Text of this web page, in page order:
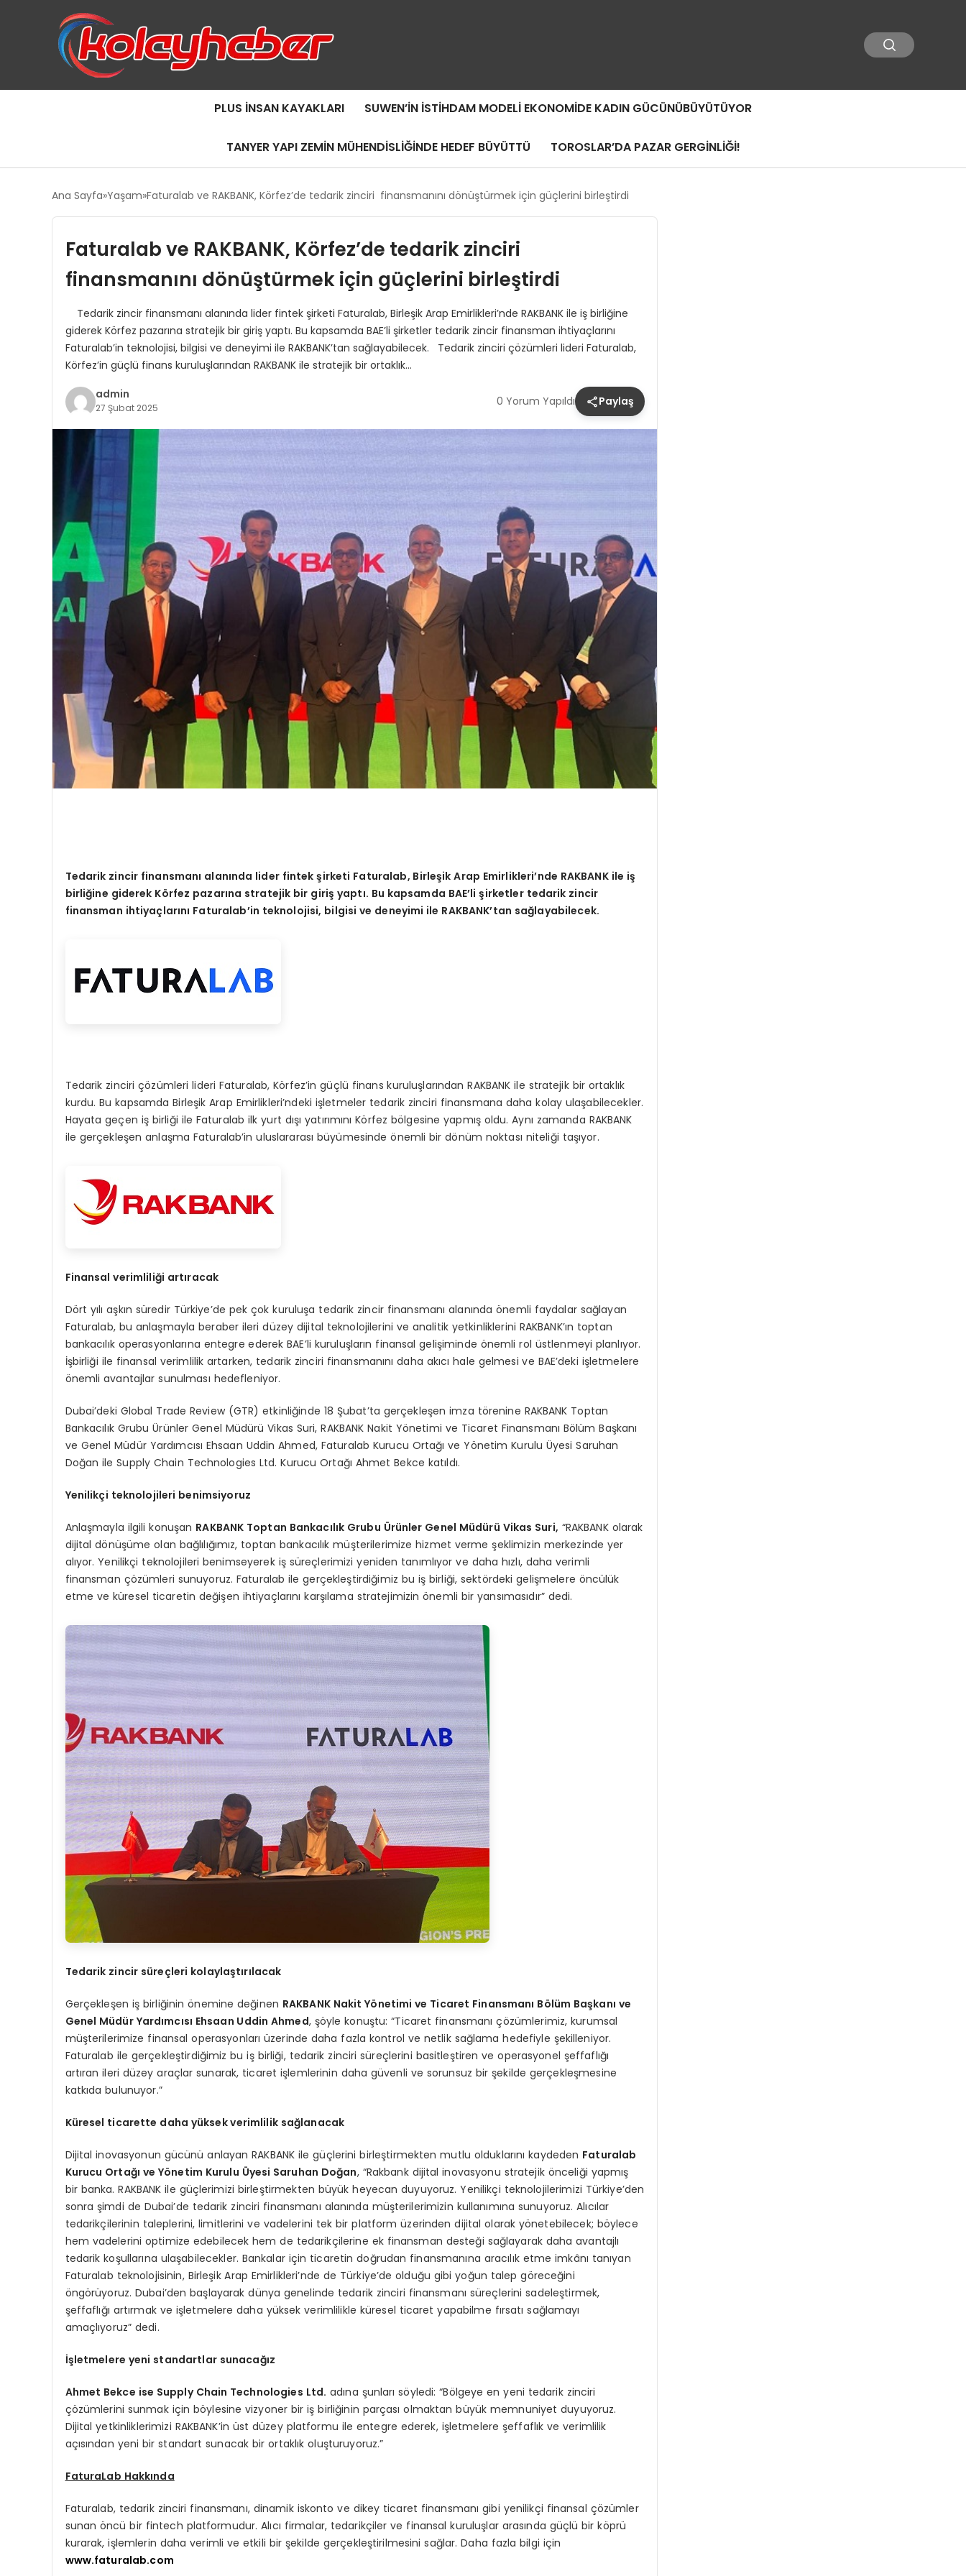
PLUS İNSAN KAYAKLARI SUWEN’IN İSTIHDAM MODELI EKONOMIDE KADIN GÜCÜNÜBÜYÜTÜYOR
TANYER YAPI ZEMIN MÜHENDISLIĞINDE HEDEF BÜYÜTTÜ TOROSLAR’DA PAZAR GERGİNLİĞİ!
Ana Sayfa Yaşam Faturalab ve RAKBANK, Körfez’de tedarik zinciri finansmanını dönüştürmek için güçlerini birleştirdi
Faturalab ve RAKBANK, Körfez’de tedarik zinciri
finansmanını dönüştürmek için güçlerini birleştirdi
Tedarik zincir finansmanı alanında lider fintek şirketi Faturalab, Birleşik Arap Emirlikleri’nde RAKBANK ile iş birliğine
giderek Körfez pazarına stratejik bir giriş yaptı. Bu kapsamda BAE’li şirketler tedarik zincir finansman ihtiyaçlarını
Faturalab’in teknolojisi, bilgisi ve deneyimi ile RAKBANK’tan sağlayabilecek. Tedarik zinciri çözümleri lideri Faturalab,
Körfez’in güçlü finans kuruluşlarından RAKBANK ile stratejik bir ortaklık…
admin
27 Şubat 2025 0 Yorum Yapıldı Paylaş
Tedarik zincir finansmanı alanında lider fintek şirketi Faturalab, Birleşik Arap Emirlikleri’nde RAKBANK ile iş
birliğine giderek Körfez pazarına stratejik bir giriş yaptı. Bu kapsamda BAE’li şirketler tedarik zincir
finansman ihtiyaçlarını Faturalab’in teknolojisi, bilgisi ve deneyimi ile RAKBANK’tan sağlayabilecek.
Tedarik zinciri çözümleri lideri Faturalab, Körfez’in güçlü finans kuruluşlarından RAKBANK ile stratejik bir ortaklık
kurdu. Bu kapsamda Birleşik Arap Emirlikleri’ndeki işletmeler tedarik zinciri finansmana daha kolay ulaşabilecekler.
Hayata geçen iş birliği ile Faturalab ilk yurt dışı yatırımını Körfez bölgesine yapmış oldu. Aynı zamanda RAKBANK
ile gerçekleşen anlaşma Faturalab’in uluslararası büyümesinde önemli bir dönüm noktası niteliği taşıyor.
Finansal verimliliği artıracak
Dört yılı aşkın süredir Türkiye’de pek çok kuruluşa tedarik zincir finansmanı alanında önemli faydalar sağlayan
Faturalab, bu anlaşmayla beraber ileri düzey dijital teknolojilerini ve analitik yetkinliklerini RAKBANK’ın toptan
bankacılık operasyonlarına entegre ederek BAE’li kuruluşların finansal gelişiminde önemli rol üstlenmeyi planlıyor.
İşbirliği ile finansal verimlilik artarken, tedarik zinciri finansmanını daha akıcı hale gelmesi ve BAE’deki işletmelere
önemli avantajlar sunulması hedefleniyor.
Dubai’deki Global Trade Review (GTR) etkinliğinde 18 Şubat’ta gerçekleşen imza törenine RAKBANK Toptan
Bankacılık Grubu Ürünler Genel Müdürü Vikas Suri, RAKBANK Nakit Yönetimi ve Ticaret Finansmanı Bölüm Başkanı
ve Genel Müdür Yardımcısı Ehsaan Uddin Ahmed, Faturalab Kurucu Ortağı ve Yönetim Kurulu Üyesi Saruhan
Doğan ile Supply Chain Technologies Ltd. Kurucu Ortağı Ahmet Bekce katıldı.
Yenilikçi teknolojileri benimsiyoruz
Anlaşmayla ilgili konuşan RAKBANK Toptan Bankacılık Grubu Ürünler Genel Müdürü Vikas Suri, “RAKBANK olarak
dijital dönüşüme olan bağlılığımız, toptan bankacılık müşterilerimize hizmet verme şeklimizin merkezinde yer
alıyor. Yenilikçi teknolojileri benimseyerek iş süreçlerimizi yeniden tanımlıyor ve daha hızlı, daha verimli
finansman çözümleri sunuyoruz. Faturalab ile gerçekleştirdiğimiz bu iş birliği, sektördeki gelişmelere öncülük
etme ve küresel ticaretin değişen ihtiyaçlarını karşılama stratejimizin önemli bir yansımasıdır” dedi.
Tedarik zincir süreçleri kolaylaştırılacak
Gerçekleşen iş birliğinin önemine değinen RAKBANK Nakit Yönetimi ve Ticaret Finansmanı Bölüm Başkanı ve
Genel Müdür Yardımcısı Ehsaan Uddin Ahmed, şöyle konuştu: “Ticaret finansmanı çözümlerimiz, kurumsal
müşterilerimize finansal operasyonları üzerinde daha fazla kontrol ve netlik sağlama hedefiyle şekilleniyor.
Faturalab ile gerçekleştirdiğimiz bu iş birliği, tedarik zinciri süreçlerini basitleştiren ve operasyonel şeffaflığı
artıran ileri düzey araçlar sunarak, ticaret işlemlerinin daha güvenli ve sorunsuz bir şekilde gerçekleşmesine
katkıda bulunuyor.”
Küresel ticarette daha yüksek verimlilik sağlanacak
Dijital inovasyonun gücünü anlayan RAKBANK ile güçlerini birleştirmekten mutlu olduklarını kaydeden Faturalab
Kurucu Ortağı ve Yönetim Kurulu Üyesi Saruhan Doğan, “Rakbank dijital inovasyonu stratejik önceliği yapmış
bir banka. RAKBANK ile güçlerimizi birleştirmekten büyük heyecan duyuyoruz. Yenilikçi teknolojilerimizi Türkiye’den
sonra şimdi de Dubai’de tedarik zinciri finansmanı alanında müşterilerimizin kullanımına sunuyoruz. Alıcılar
tedarikçilerinin taleplerini, limitlerini ve vadelerini tek bir platform üzerinden dijital olarak yönetebilecek; böylece
hem vadelerini optimize edebilecek hem de tedarikçilerine ek finansman desteği sağlayarak daha avantajlı
tedarik koşullarına ulaşabilecekler. Bankalar için ticaretin doğrudan finansmanına aracılık etme imkânı tanıyan
Faturalab teknolojisinin, Birleşik Arap Emirlikleri’nde de Türkiye’de olduğu gibi yoğun talep göreceğini
öngörüyoruz. Dubai’den başlayarak dünya genelinde tedarik zinciri finansmanı süreçlerini sadeleştirmek,
şeffaflığı artırmak ve işletmelere daha yüksek verimlilikle küresel ticaret yapabilme fırsatı sağlamayı
amaçlıyoruz” dedi.
İşletmelere yeni standartlar sunacağız
Ahmet Bekce ise Supply Chain Technologies Ltd. adına şunları söyledi: “Bölgeye en yeni tedarik zinciri
çözümlerini sunmak için böylesine vizyoner bir iş birliğinin parçası olmaktan büyük memnuniyet duyuyoruz.
Dijital yetkinliklerimizi RAKBANK’in üst düzey platformu ile entegre ederek, işletmelere şeffaflık ve verimlilik
açısından yeni bir standart sunacak bir ortaklık oluşturuyoruz.”
FaturaLab Hakkında
Faturalab, tedarik zinciri finansmanı, dinamik iskonto ve dikey ticaret finansmanı gibi yenilikçi finansal çözümler
sunan öncü bir fintech platformudur. Alıcı firmalar, tedarikçiler ve finansal kuruluşlar arasında güçlü bir köprü
kurarak, işlemlerin daha verimli ve etkili bir şekilde gerçekleştirilmesini sağlar. Daha fazla bilgi için
www.faturalab.com